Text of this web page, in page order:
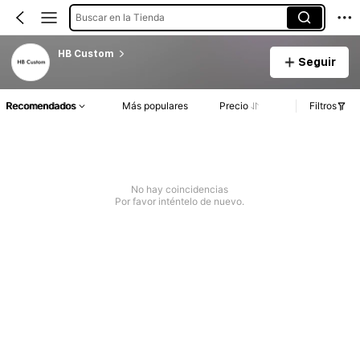
Buscar en la Tienda
HB Custom
Seguir
Recomendados Más populares Precio Filtros
No hay coincidencias
Por favor inténtelo de nuevo.